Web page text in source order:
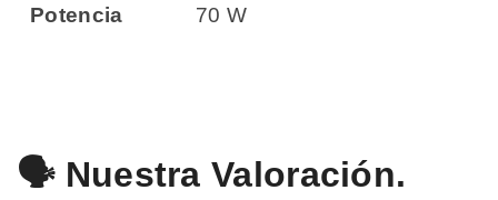
Potencia 70 W
🗣️ Nuestra Valoración.